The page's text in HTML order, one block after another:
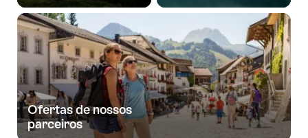
Ofertas de nossos
parceiros